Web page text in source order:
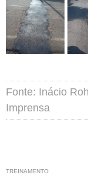
Fonte: Inácio
Imprensa
TREINAMENTO